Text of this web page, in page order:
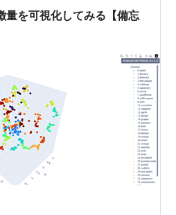
量を可視化してみる【備忘